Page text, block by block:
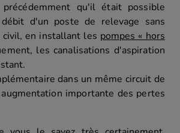
qu'il était possible
d'un poste de relevage sans
civil, en installant les pompes « hors
les canalisations d'aspiration
dans un même circuit de
importante des pertes